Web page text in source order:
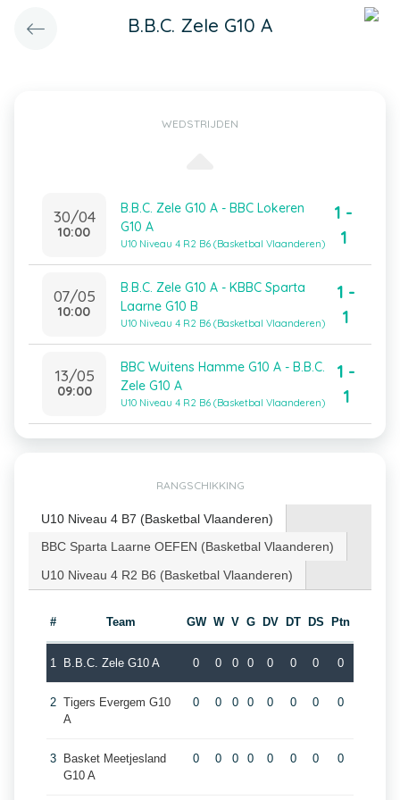
B.B.C. Zele G10 A
WEDSTRIJDEN
30/04
10:00
B.B.C. Zele G10 A - BBC Lokeren
G10 A
U10 Niveau 4 R2 B6 (Basketbal Vlaanderen)
1 -
1
07/05
10:00
B.B.C. Zele G10 A - KBBC Sparta
Laarne G10 B
U10 Niveau 4 R2 B6 (Basketbal Vlaanderen)
1 -
1
13/05
09:00
BBC Wuitens Hamme G10 A - B.B.C.
Zele G10 A
U10 Niveau 4 R2 B6 (Basketbal Vlaanderen)
1 -
1
RANGSCHIKKING
U10 Niveau 4 B7 (Basketbal Vlaanderen)
BBC Sparta Laarne OEFEN (Basketbal Vlaanderen)
U10 Niveau 4 R2 B6 (Basketbal Vlaanderen)
# Team GW W V G DV DT DS Ptn
1 B.B.C. Zele G10 A 0 0 0 0 0 0 0 0
2 Tigers Evergem G10
A
0 0 0 0 0 0 0 0
3
Basket Meetjesland
G10 A
0 0 0 0 0 0 0 0